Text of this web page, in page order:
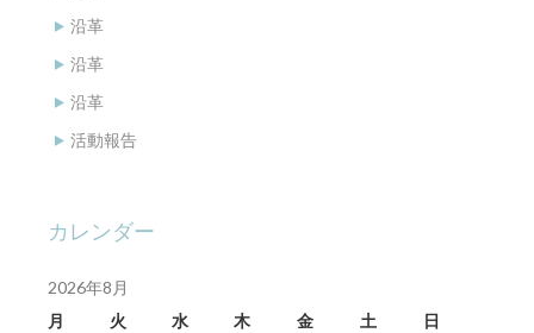
沿革
沿革
沿革
活動報告
カレンダー
2026年8月
月
火 水 木 金 土 日